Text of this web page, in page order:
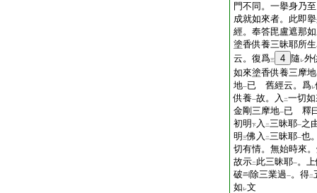
門不同。一擧身乃
成就如來者。此即
經。奉答毘盧遮那
塗香供養三昧耶所
云。復爲三 4 隨 レ外
如來塗香供養三摩地
地一已 舊經云。爲レ
供養一故。入 二一切
金剛三摩地一已 釋
初明 下 入 二三昧耶一之
明 三佛入 二三昧耶一也
切有情。無始時來
故示二 此三昧耶一。
破
除三業過一。得二
如 レ文